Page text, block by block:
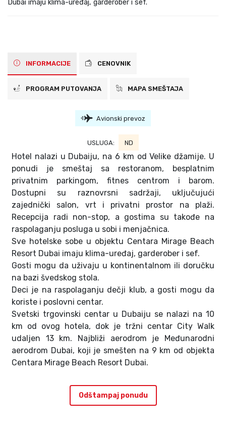
Dubai imaju klima-uređaj, garderober i sef.
INFORMACIJE CENOVNIK
PROGRAM PUTOVANJA MAPA SMEŠTAJA
Avionski prevoz
USLUGA: ND
Hotel nalazi u Dubaiju, na 6 km od Velike džamije. U
ponudi je smeštaj sa restoranom, besplatnim
privatnim parkingom, fitnes centrom i barom.
Dostupni su raznovrsni sadržaji, uključujući
zajednički salon, vrt i privatni prostor na plaži.
Recepcija radi non-stop, a gostima su takođe na
raspolaganju posluga u sobi i menjačnica.
Sve hotelske sobe u objektu Centara Mirage Beach
Resort Dubai imaju klima-uređaj, garderober i sef.
Gosti mogu da uživaju u kontinentalnom ili doručku
na bazi švedskog stola.
Deci je na raspolaganju dečji klub, a gosti mogu da
koriste i poslovni centar.
Svetski trgovinski centar u Dubaiju se nalazi na 10
km od ovog hotela, dok je tržni centar City Walk
udaljen 13 km. Najbliži aerodrom je Međunarodni
aerodrom Dubai, koji je smešten na 9 km od objekta
Centara Mirage Beach Resort Dubai.
Odštampaj ponudu